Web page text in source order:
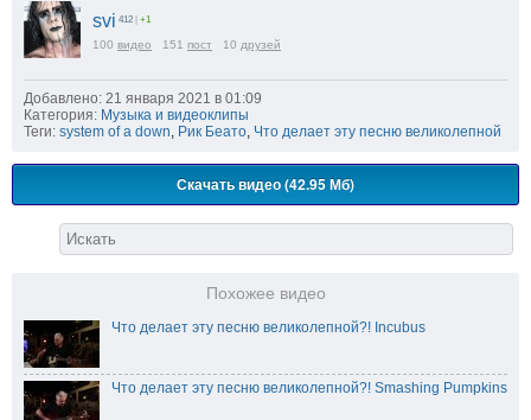
svi 412 +1
100 видео 151 пост 10 друзей
Добавлено: 21 января 2021 в 01:09
Категория: Музыка и видеоклипы
Теги: system of a down, Рик Беато, Что делает эту песню великолепной
Скачать видео (42.95 Мб)
Похожее видео
Что делает эту песню великолепной?! Incubus
Что делает эту песню великолепной?! Smashing Pumpkins